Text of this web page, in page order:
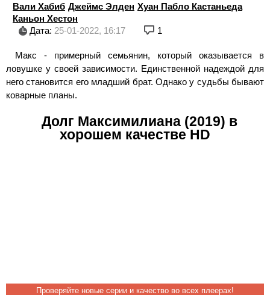
Вали Хабиб Джеймс Элден Хуан Пабло Кастаньеда
Каньон Хестон
Дата: 25-01-2022, 16:17 1
Макс - примерный семьянин, который оказывается в
ловушке у своей зависимости. Единственной надеждой для
него становится его младший брат. Однако у судьбы бывают
коварные планы.
Долг Максимилиана (2019) в
хорошем качестве HD
Проверяйте новые серии и качество во всех плеерах!